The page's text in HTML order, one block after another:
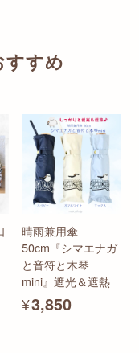
すすめ
晴雨兼用傘
50cm『シマエナガ
と音符と木琴
mini』遮光＆遮熱
¥3,850